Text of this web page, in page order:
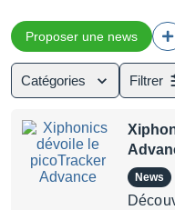
Proposer une news
Catégories Filtrer
News